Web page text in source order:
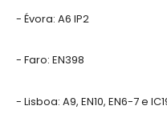
- Évora: A6 IP2
- Faro: EN398
- Lisboa: A9, EN10, EN6-7 e